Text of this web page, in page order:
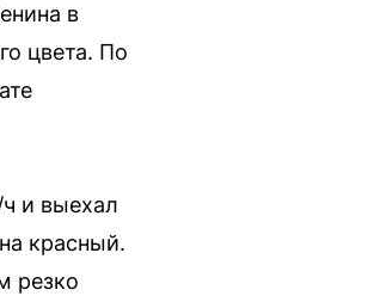
в
цвета. По
и выехал
красный.
резко